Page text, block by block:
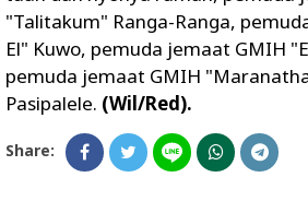
"Talitakum" Ranga-Ranga,
El" Kuwo, pemuda jemaat GMIH
pemuda jemaat GMIH
Pasipalele. (Wil/Red).
Share: